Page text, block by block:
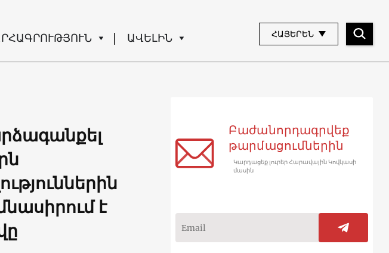
ԱՎԵԼԻՆ ՀԱՅԵՐԵՆ
է
Բաժանորդագրվեք
թարմացումներին
Կարդացեք լուրեր Հարավային Կովկասի
մասին